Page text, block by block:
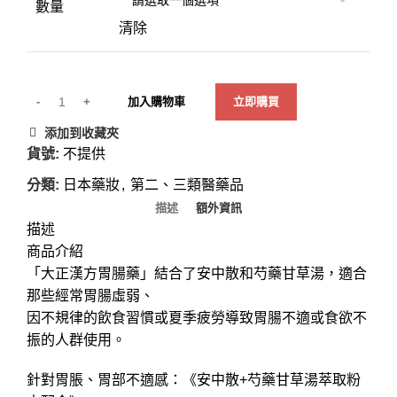
數量
清除
加入購物車 立即購買
添加到收藏夾
貨號: 不提供
分類: 日本藥妝, 第二、三類醫藥品
描述 額外資訊
描述
商品介紹
「大正漢方胃腸藥」結合了安中散和芍藥甘草湯，適合
那些經常胃腸虛弱、
因不規律的飲食習慣或夏季疲勞導致胃腸不適或食欲不
振的人群使用。
針對胃脹、胃部不適感：《安中散+芍藥甘草湯萃取粉